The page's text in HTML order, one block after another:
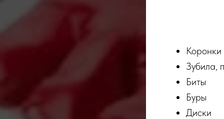
Коронки
Зубила,
Биты
Буры
Диски